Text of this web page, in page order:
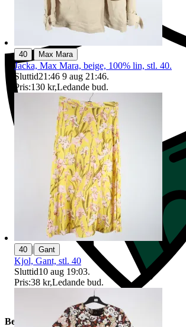
Beskrivning
40 Max Mara
Jacka, Max Mara, beige, 100% lin, stl. 40.
Sluttid21:46 9 aug 21:46.
Pris:130 kr,Ledande bud.
40 | Gant
Kjol, Gant, stl. 40
Sluttid10 aug 19:03.
Pris:38 kr,Ledande bud.